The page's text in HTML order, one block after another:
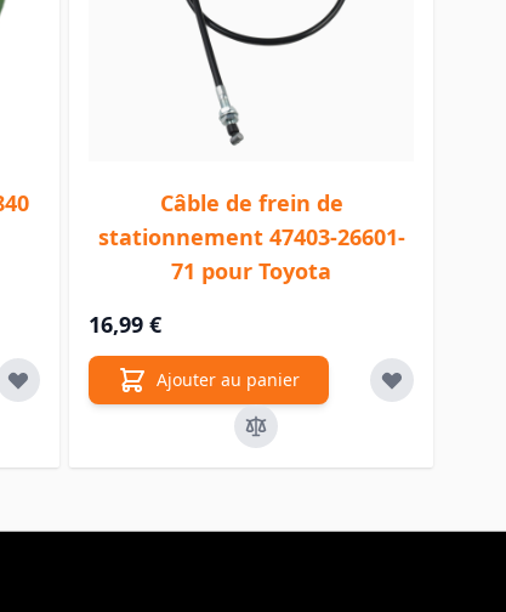
Câble de frein de
stationnement 47403-26601-
71 pour Toyota
16,99 €
Ajouter au panier